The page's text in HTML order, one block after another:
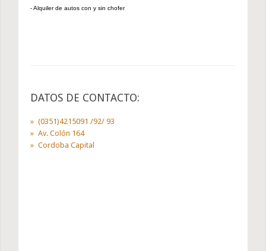
- Alquiler de autos con y sin chofer
DATOS DE CONTACTO:
(0351)4215091 /92/ 93
Av. Colón 164
Cordoba Capital